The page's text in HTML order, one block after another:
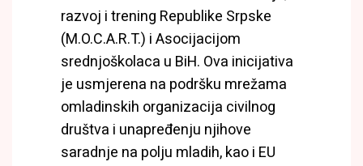
razvoj i trening Republike Srpske
(M.O.C.A.R.T.) i Asocijacijom
srednjoškolaca u BiH. Ova inicijativa
je usmjerena na podršku mrežama
omladinskih organizacija civilnog
društva i unapređenju njihove
saradnje na polju mladih, kao i EU